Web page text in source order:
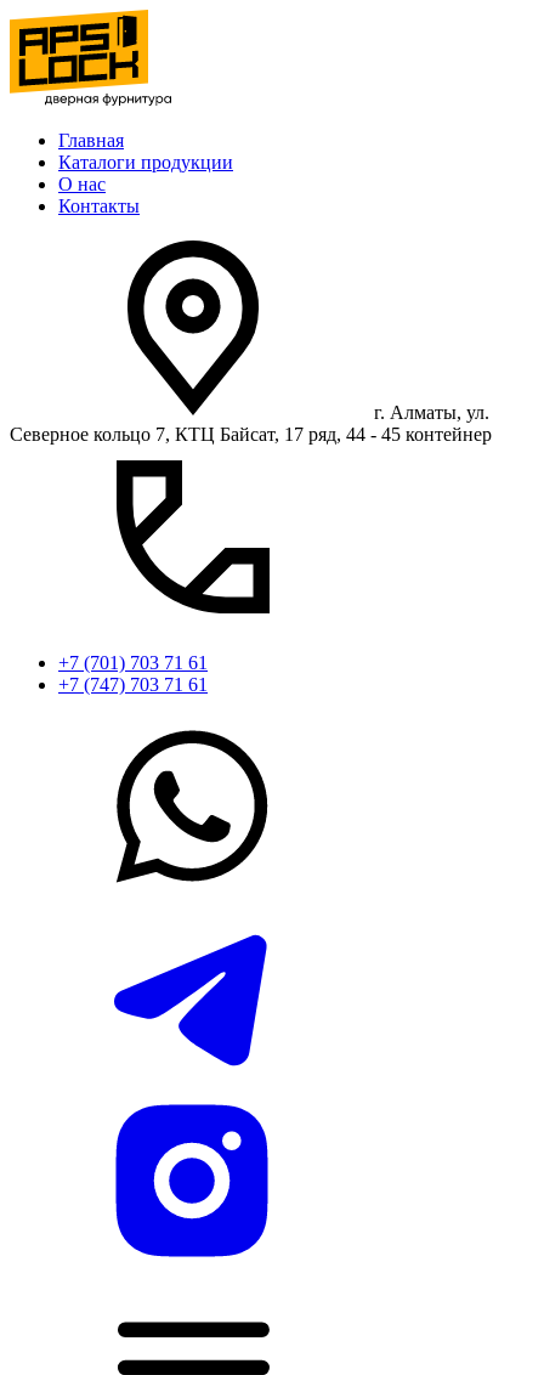
Главная
Каталоги продукции
О нас
Контакты
г. Алматы, ул.
Северное кольцо 7, КТЦ Байсат, 17 ряд, 44 - 45 контейнер
+7 (701) 703 71 61
+7 (747) 703 71 61